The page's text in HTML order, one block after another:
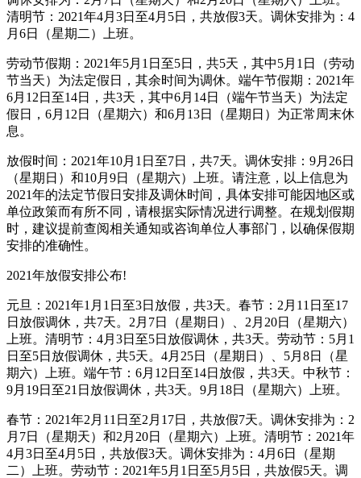
清明节：2021年4月3日至4月5日，共放假3天。调休安排为：4
月6日（星期二）上班。
劳动节假期：2021年5月1日至5日，共5天，其中5月1日（劳动
节当天）为法定假日，其余时间为调休。端午节假期：2021年
6月12日至14日，共3天，其中6月14日（端午节当天）为法定
假日，6月12日（星期六）和6月13日（星期日）为正常周末休
息。
放假时间：2021年10月1日至7日，共7天。调休安排：9月26日
（星期日）和10月9日（星期六）上班。请注意，以上信息为
2021年的法定节假日安排及调休时间，具体安排可能因地区或
单位政策而有所不同，请根据实际情况进行调整。在规划假期
时，建议提前查阅相关通知或咨询单位人事部门，以确保假期
安排的准确性。
2021年放假安排公布!
元旦：2021年1月1日至3日放假，共3天。春节：2月11日至17
日放假调休，共7天。2月7日（星期日）、2月20日（星期六）
上班。清明节：4月3日至5日放假调休，共3天。劳动节：5月1
日至5日放假调休，共5天。4月25日（星期日）、5月8日（星
期六）上班。端午节：6月12日至14日放假，共3天。中秋节：
9月19日至21日放假调休，共3天。9月18日（星期六）上班。
春节：2021年2月11日至2月17日，共放假7天。调休安排为：2
月7日（星期天）和2月20日（星期六）上班。清明节：2021年
4月3日至4月5日，共放假3天。调休安排为：4月6日（星期
二）上班。劳动节：2021年5月1日至5月5日，共放假5天。调